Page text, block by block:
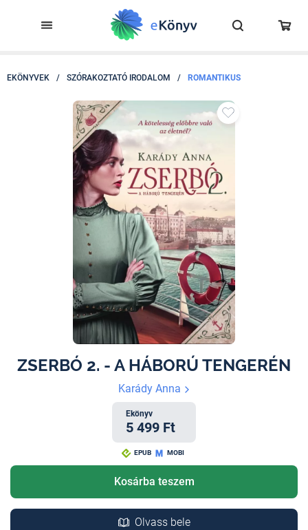
EKÖNYVEK / SZÓRAKOZTATÓ IRODALOM / ROMANTIKUS
ZSERBÓ 2. - A HÁBORÚ TENGERÉN
Karády Anna
Ekönyv
5 499 Ft
EPUB MOBI
Kosárba teszem
Olvass bele